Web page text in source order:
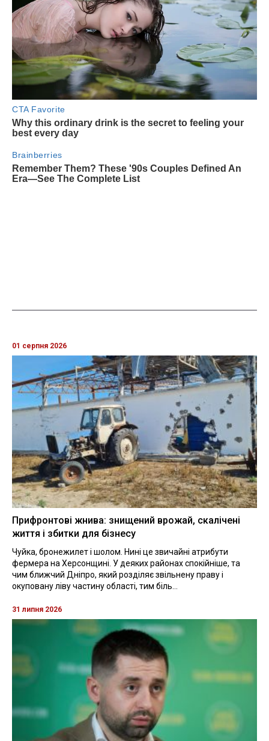
01 серпня 2026
Прифронтові жнива: знищений врожай, скалічені
життя і збитки для бізнесу
Чуйка, бронежилет і шолом. Нині це звичайні атрибути
фермера на Херсонщині. У деяких районах спокійніше, та
чим ближчий Дніпро, який розділяє звільнену праву і
окуповану ліву частину області, тим біль...
31 липня 2026